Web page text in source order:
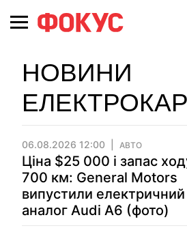
НОВИНИ
06.08.2026 12:00 АВТО
Ціна $25 000 і запас
700 км: General Motors
випустили електричний
аналог Audi A6 (фото)